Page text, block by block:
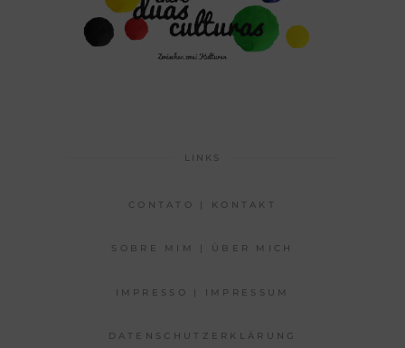
LINKS
CONTATO | KONTAKT
SOBRE MIM | ÜBER MICH
IMPRESSO | IMPRESSUM
DATENSCHUTZERKLÄRUNG